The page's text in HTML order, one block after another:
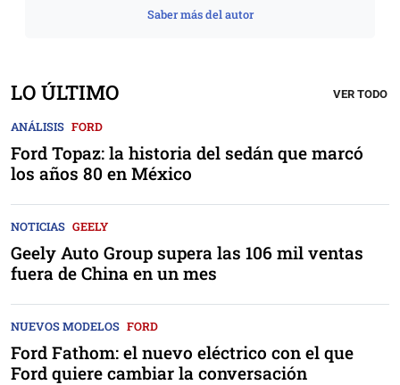
Saber más del autor
LO ÚLTIMO VER TODO
ANÁLISIS FORD
Ford Topaz: la historia del sedán que marcó
los años 80 en México
NOTICIAS GEELY
Geely Auto Group supera las 106 mil ventas
fuera de China en un mes
NUEVOS MODELOS FORD
Ford Fathom: el nuevo eléctrico con el que
Ford quiere cambiar la conversación